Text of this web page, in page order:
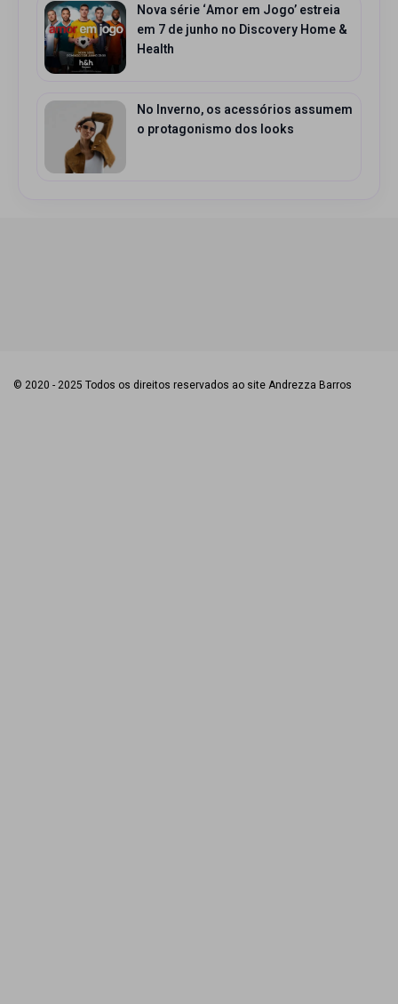
Nova série ‘Amor em Jogo’ estreia
em 7 de junho no Discovery Home &
Health
No Inverno, os acessórios assumem
o protagonismo dos looks
© 2020 - 2025 Todos os direitos reservados ao site Andrezza Barros